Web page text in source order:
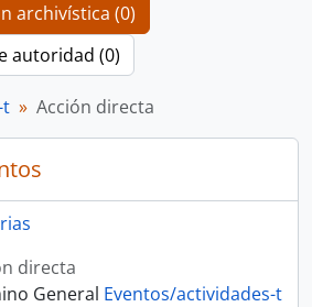
archivística (0)
autoridad (0)
t Acción directa
directa
General Eventos/actividades-t